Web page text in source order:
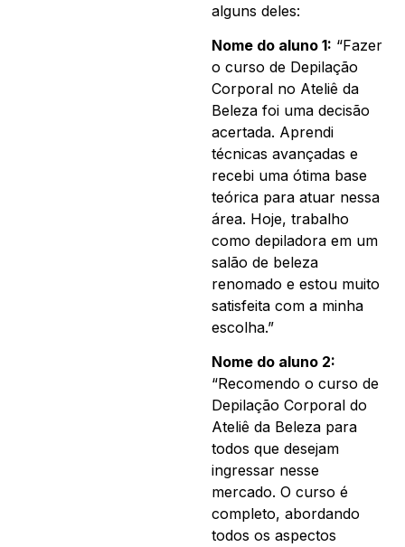
alguns deles:
Nome do aluno 1: “Fazer
o curso de Depilação
Corporal no Ateliê da
Beleza foi uma decisão
acertada. Aprendi
técnicas avançadas e
recebi uma ótima base
teórica para atuar nessa
área. Hoje, trabalho
como depiladora em um
salão de beleza
renomado e estou muito
satisfeita com a minha
escolha.”
Nome do aluno 2:
“Recomendo o curso de
Depilação Corporal do
Ateliê da Beleza para
todos que desejam
ingressar nesse
mercado. O curso é
completo, abordando
todos os aspectos